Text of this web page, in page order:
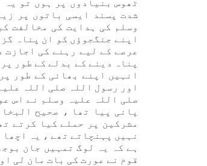
ٹھوس بنیادوں پر ہوں تو
شدت پسند ایسی باتوں پر
وسلم کی ہدایت کی مخالفت
اپنے جنگجوؤں کو ان پناہ
عرصے کے لیے رہنے کی
پناہ دینے کے بدلے کے طور
انہیں اپنے بھائی کے طور
اور رسول اللہ صلی اللہ
صلی اللہ علیہ وسلم نے اس
پانی پیا تھا ، صحیح
مشرکین پر حملے کیا کرتے
نہیں پہنچاتے تھے ، یہ
ہے کہ یہ لوگ تمہیں جان
قوم نے عورت کی بات مان لی